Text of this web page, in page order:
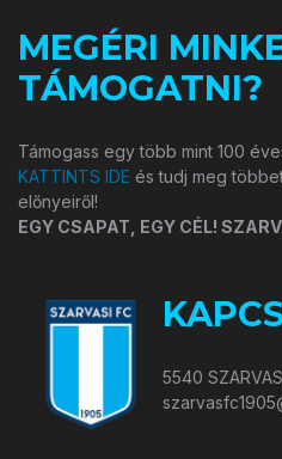
MEGÉRI
TÁMOGATNI?
Támogass egy több mint 100
KATTINTS IDE és tudj meg
előnyeiről!
EGY CSAPAT, EGY CÉL!
5540